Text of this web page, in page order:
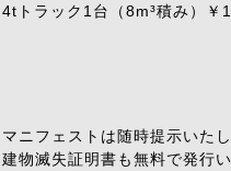
4tトラック1台（8m³積み）￥
マニフェストは随時提示いたし
建物滅失証明書も無料で発行い